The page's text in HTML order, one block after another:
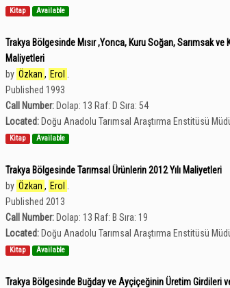
Kitap Available
Trakya Bölgesinde Mısır ,Yonca, Kuru Soğan, Sarımsak
Maliyetleri
by Özkan , Erol
Published 1993
Call Number: Dolap: 13 Raf: D Sıra: 54
Located: Doğu Anadolu Tarımsal Araştırma Enstitüsü
Kitap Available
Trakya Bölgesinde Tarımsal Ürünlerin 2012 Yılı Maliyetleri
by Özkan , Erol
Published 2013
Call Number: Dolap: 13 Raf: B Sıra: 19
Located: Doğu Anadolu Tarımsal Araştırma Enstitüsü
Kitap Available
Trakya Bölgesinde Buğday ve Ayçiçeğinin Üretim Girdileri